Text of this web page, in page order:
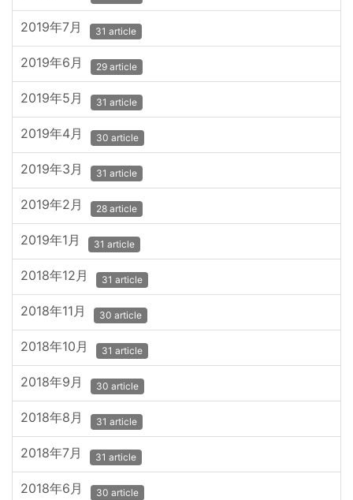
2019年7月 31 article
2019年6月 29 article
2019年5月 31 article
2019年4月 30 article
2019年3月 31 article
2019年2月 28 article
2019年1月 31 article
2018年12月 31 article
2018年11月 30 article
2018年10月 31 article
2018年9月 30 article
2018年8月 31 article
2018年7月 31 article
2018年6月 30 article